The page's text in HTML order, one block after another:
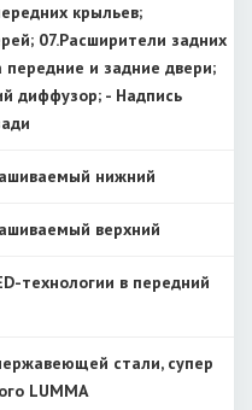
крыльев;
07.Расширители задних
и задние двери;
диффузор; - Надпись
нижний
верхний
технологии в передний
стали, супер
LUMMA